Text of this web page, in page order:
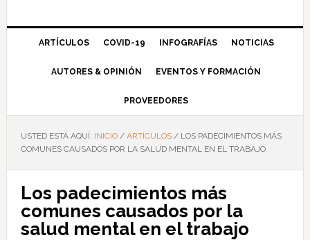
ARTÍCULOS COVID-19 INFOGRAFÍAS NOTICIAS
AUTORES & OPINIÓN EVENTOS Y FORMACIÓN
PROVEEDORES
USTED ESTÁ AQUÍ: INICIO / ARTÍCULOS /LOS PADECIMIENTOS MÁS
COMUNES CAUSADOS POR LA SALUD MENTAL EN EL TRABAJO
Los padecimientos más
comunes causados por la
salud mental en el trabajo